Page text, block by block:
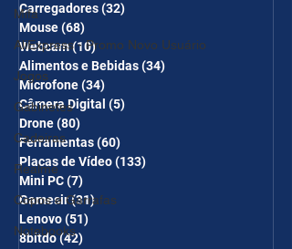
Mifa
AliExpress - Promo Novo Usuário
Jogos
Gabinetes
Cadeiras
Realme
Copos e Garrafas
Notebooks
Carregadores(32)
Mouse(68)
Webcam(10)10 posts
Alimentos e Bebidas(34)
Microfone(34)
Câmera Digital (5)
Drone(80)
Ferramentas(60)
Placas de Vídeo(133)
Mini PC(7)
Gamesir(31)31 posts
Lenovo(51)
8bitdo(42)